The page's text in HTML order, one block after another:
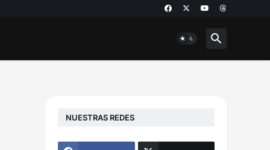
NUESTRAS REDES